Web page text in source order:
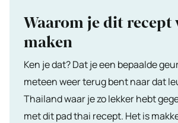
Waarom je dit
maken
Ken je dat? Dat je een bepaalde
meteen weer terug bent naar dat
Thailand waar je zo lekker hebt
met dit pad thai recept. Het is